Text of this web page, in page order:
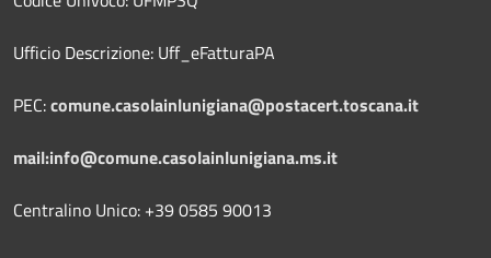
Ufficio Descrizione: Uff_eFatturaPA
PEC:comune.casolainlunigiana@postacert.toscana.it
mail:info@comune.casolainlunigiana.ms.it
Centralino Unico: +39 0585 90013